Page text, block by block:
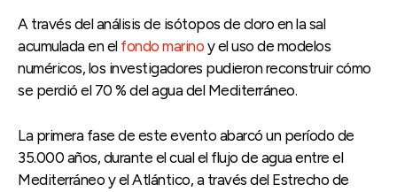
A través del análisis de isótopos de cloro en la sal
acumulada en el fondo marino y el uso de modelos
numéricos, los investigadores pudieron reconstruir cómo
se perdió el 70 % del agua del Mediterráneo.
La primera fase de este evento abarcó un período de
35.000 años, durante el cual el flujo de agua entre el
Mediterráneo y el Atlántico, a través del Estrecho de